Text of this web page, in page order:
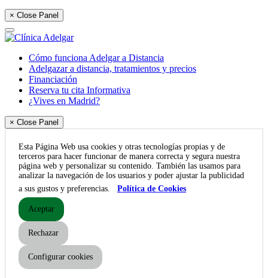
× Close Panel
Cómo funciona Adelgar a Distancia
Adelgazar a distancia, tratamientos y precios
Financiación
Reserva tu cita Informativa
¿Vives en Madrid?
× Close Panel
Esta Página Web usa cookies y otras tecnologías propias y de
terceros para hacer funcionar de manera correcta y segura nuestra
página web y personalizar su contenido. También las usamos para
analizar la navegación de los usuarios y poder ajustar la publicidad
a sus gustos y preferencias.
Política de Cookies
Aceptar
Rechazar
Configurar cookies